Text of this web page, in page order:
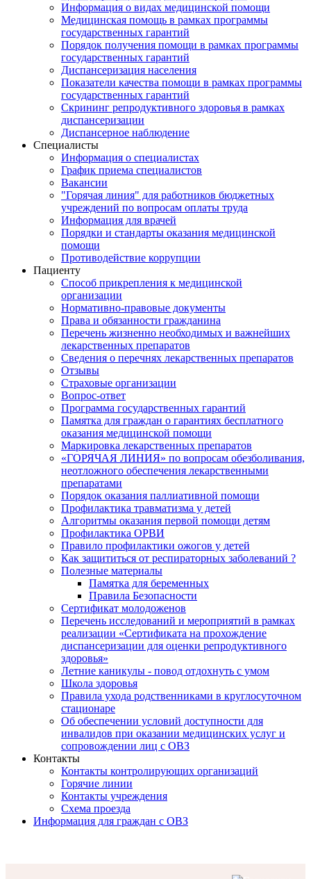
Информация о видах медицинской помощи
Медицинская помощь в рамках программы
государственных гарантий
Порядок получения помощи в рамках программы
государственных гарантий
Диспансеризация населения
Показатели качества помощи в рамках программы
государственных гарантий
Скрининг репродуктивного здоровья в рамках
диспансеризации
Диспансерное наблюдение
Специалисты
Информация о специалистах
График приема специалистов
Вакансии
"Горячая линия" для работников бюджетных
учреждений по вопросам оплаты труда
Информация для врачей
Порядки и стандарты оказания медицинской
помощи
Противодействие коррупции
Пациенту
Способ прикрепления к медицинской
организации
Нормативно-правовые документы
Права и обязанности гражданина
Перечень жизненно необходимых и важнейших
лекарственных препаратов
Сведения о перечнях лекарственных препаратов
Отзывы
Страховые организации
Вопрос-ответ
Программа государственных гарантий
Памятка для граждан о гарантиях бесплатного
оказания медицинской помощи
Маркировка лекарственных препаратов
«ГОРЯЧАЯ ЛИНИЯ» по вопросам обезболивания,
неотложного обеспечения лекарственными
препаратами
Порядок оказания паллиативной помощи
Профилактика травматизма у детей
Алгоритмы оказания первой помощи детям
Профилактика ОРВИ
Правило профилактики ожогов у детей
Как защититься от респираторных заболеваний ?
Полезные материалы
Памятка для беременных
Правила Безопасности
Сертификат молодоженов
Перечень исследований и мероприятий в рамках
реализации «Сертификата на прохождение
диспансеризации для оценки репродуктивного
здоровья»
Летние каникулы - повод отдохнуть с умом
Школа здоровья
Правила ухода родственниками в круглосуточном
стационаре
Об обеспечении условий доступности для
инвалидов при оказании медицинских услуг и
сопровождении лиц с ОВЗ
Контакты
Контакты контролирующих организаций
Горячие линии
Контакты учреждения
Схема проезда
Информация для граждан с ОВЗ